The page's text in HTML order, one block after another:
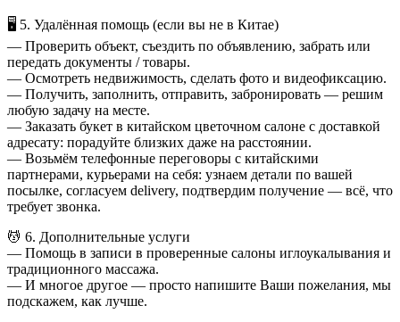
🖥 5. Удалённая помощь (если вы не в Китае)
— Проверить объект, съездить по объявлению, забрать или
передать документы / товары.
— Осмотреть недвижимость, сделать фото и видеофиксацию.
— Получить, заполнить, отправить, забронировать — решим
любую задачу на месте.
— Заказать букет в китайском цветочном салоне с доставкой
адресату: порадуйте близких даже на расстоянии.
— Возьмём телефонные переговоры с китайскими
партнерами, курьерами на себя: узнаем детали по вашей
посылке, согласуем delivery, подтвердим получение — всё, что
требует звонка.
💆 6. Дополнительные услуги
— Помощь в записи в проверенные салоны иглоукалывания и
традиционного массажа.
— И многое другое — просто напишите Ваши пожелания, мы
подскажем, как лучше.